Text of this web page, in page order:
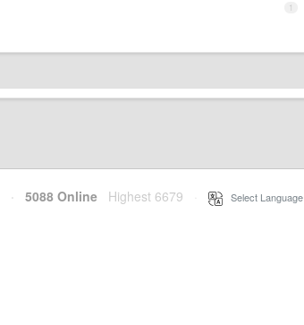
1
· 5088 Online Highest 6679 Select Language